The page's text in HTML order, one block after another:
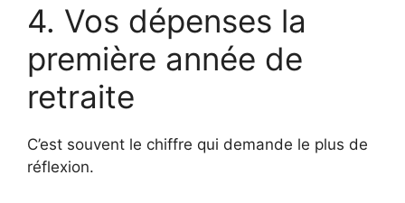
4. Vos dépenses la
première année de
retraite
C’est souvent le chiffre qui demande le plus de
réflexion.